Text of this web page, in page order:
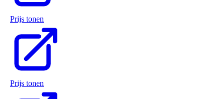
Prijs tonen
Prijs tonen